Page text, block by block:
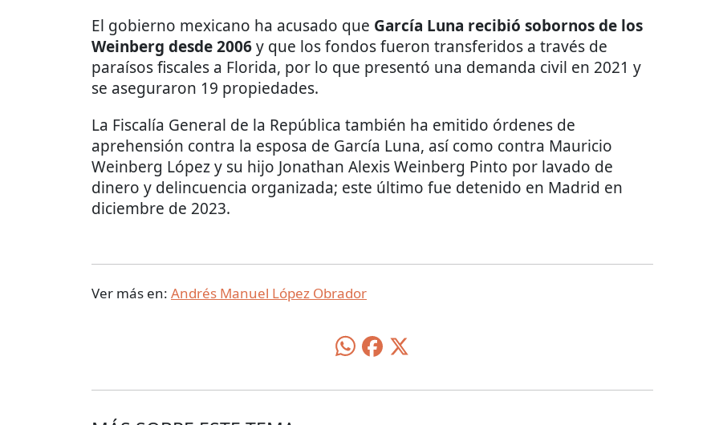
El gobierno mexicano ha acusado que García Luna recibió sobornos de los
Weinberg desde 2006y que los fondos fueron transferidos a través de
paraísos fiscales a Florida, por lo que presentó una demanda civil en 2021 y
se aseguraron 19 propiedades.
La Fiscalía General de la República también ha emitido órdenes de
aprehensión contra la esposa de García Luna, así como contra Mauricio
Weinberg López y su hijo Jonathan Alexis Weinberg Pinto por lavado de
dinero y delincuencia organizada; este último fue detenido en Madrid en
diciembre de 2023.
Ver más en: Andrés Manuel López Obrador